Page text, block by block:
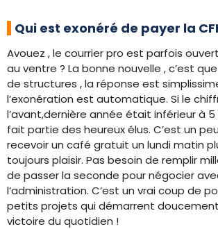
Qui est exonéré de payer la
Avouez , le courrier pro est parfois
au ventre ? La bonne nouvelle , c’est
de structures , la réponse est
l’exonération est automatique. Si le
l’avant,dernière année était inférieur à 5
fait partie des heureux élus. C’est un
recevoir un café gratuit un lundi matin
toujours plaisir. Pas besoin de remplir
de passer la seconde pour négocier
l’administration. C’est un vrai coup de
petits projets qui démarrent
victoire du quotidien !